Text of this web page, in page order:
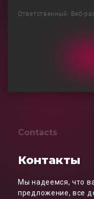
Ответственный: Веб-
Contacts
Контакты
Мы надеемся, что
предложение, все